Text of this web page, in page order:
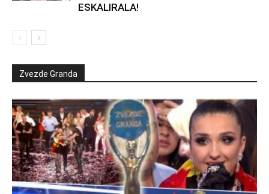
ESKALIRALA!
Zvezde Granda